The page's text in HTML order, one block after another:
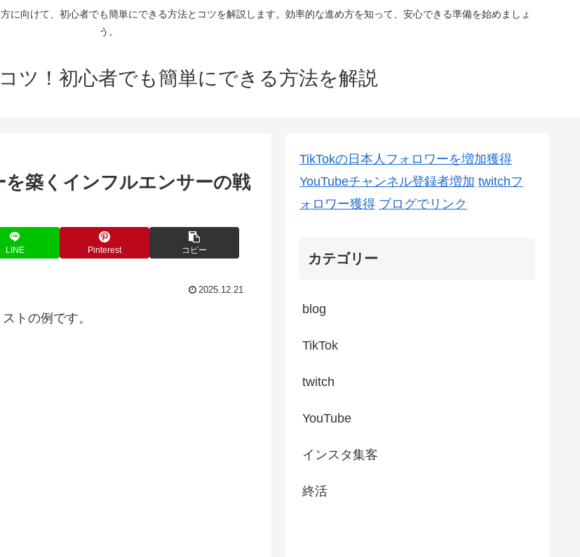
に向けて、初心者でも簡単にできる方法とコツを解説します。効率的な進め方を知って、安心できる準備を始めましょ
う。
ツ！初心者でも簡単にできる方法を解説
築くインフルエンサーの戦
LINE Pinterest コピー
2025.12.21
トの例です。
TikTokの日本人フォロワーを増加獲得
YouTubeチャンネル登録者増加 twitchフ
ォロワー獲得 ブログでリンク
カテゴリー
blog
TikTok
twitch
YouTube
インスタ集客
終活